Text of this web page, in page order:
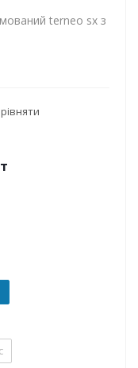
terneo sx з